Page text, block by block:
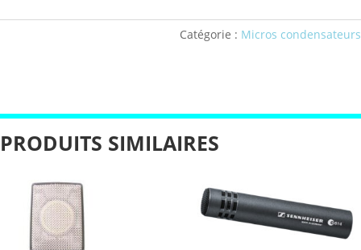
Catégorie : Micros condensateurs
PRODUITS SIMILAIRES